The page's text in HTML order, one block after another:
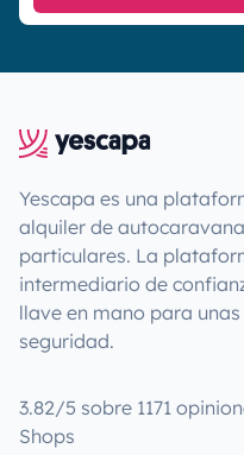
Yescapa es una
alquiler de
particulares. La
intermediario de
llave en mano para
seguridad.
3.82/5 sobre 1171
Shops